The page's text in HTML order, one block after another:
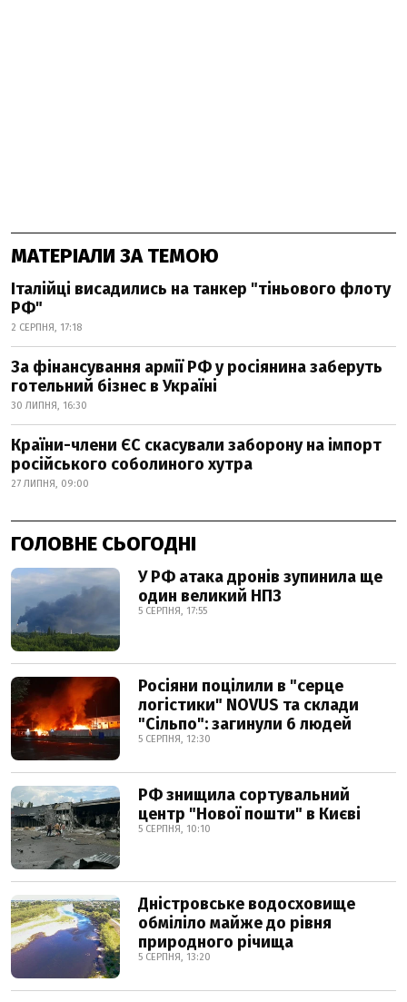
МАТЕРІАЛИ ЗА ТЕМОЮ
Італійці висадились на танкер "тіньового флоту
РФ"
2 СЕРПНЯ, 17:18
За фінансування армії РФ у росіянина заберуть
готельний бізнес в Україні
30 ЛИПНЯ, 16:30
Країни-члени ЄС скасували заборону на імпорт
російського соболиного хутра
27 ЛИПНЯ, 09:00
ГОЛОВНЕ СЬОГОДНІ
У РФ атака дронів зупинила ще
один великий НПЗ
5 СЕРПНЯ, 17:55
Росіяни поцілили в "серце
логістики" NOVUS та склади
"Сільпо": загинули 6 людей
5 СЕРПНЯ, 12:30
РФ знищила сортувальний
центр "Нової пошти" в Києві
5 СЕРПНЯ, 10:10
Дністровське водосховище
обміліло майже до рівня
природного річища
5 СЕРПНЯ, 13:20